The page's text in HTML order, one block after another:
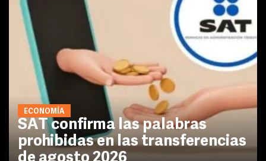
ECONOMÍA
SAT confirma las palabras
prohibidas en las transferencias